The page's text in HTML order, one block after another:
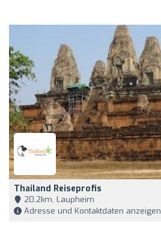
Thailand Reiseprofis
20,2km, Laupheim
Adresse und Kontaktdaten anzeigen